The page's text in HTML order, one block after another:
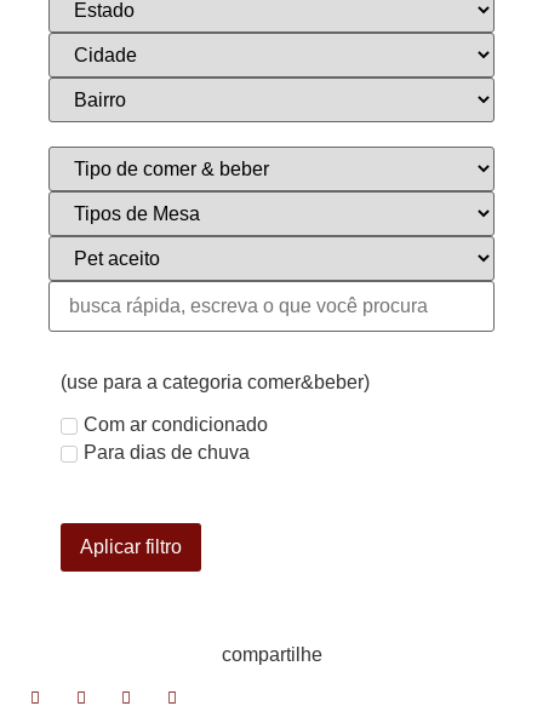
(use para a categoria comer&beber)
Com ar condicionado
Para dias de chuva
Aplicar filtro
compartilhe